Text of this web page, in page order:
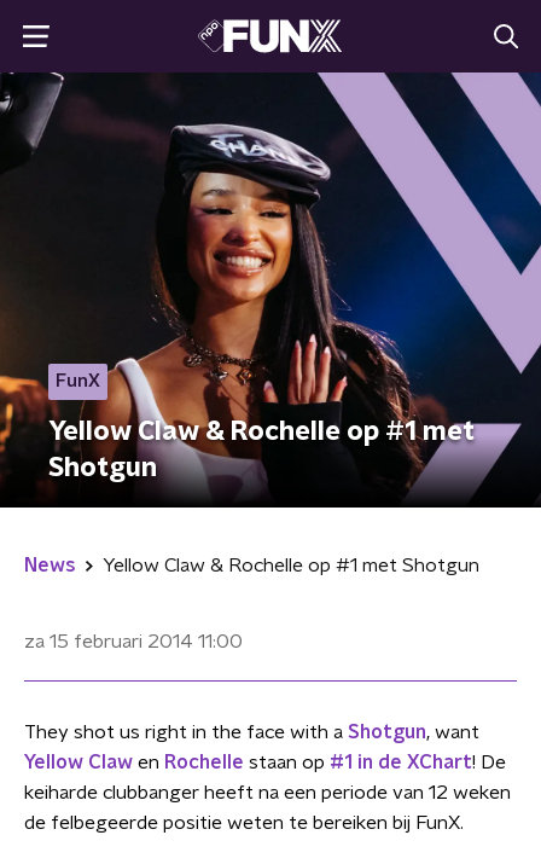
FunX
Yellow Claw & Rochelle op #1 met
Shotgun
News Yellow Claw & Rochelle op #1 met Shotgun
za 15 februari 2014 11:00
They shot us right in the face with a Shotgun, want
Yellow Claw en Rochelle staan op #1 in de XChart! De
keiharde clubbanger heeft na een periode van 12 weken
de felbegeerde positie weten te bereiken bij FunX.